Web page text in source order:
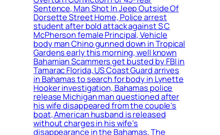
Sentence, Man Shot In Jeep Outside Of
Dorsette Street Home, Police arrest
student after bold attack against S C
McPherson female Principal, Vehicle
body man Chino gunned down in Tropical
Gardens early this morning, well known
Bahamian Scammers get busted by FBI in
Tamarac Florida, US Coast Guard arrives
in Bahamas to search for body in Lynette
Hooker investigation, Bahamas police
release Michigan man questioned after
his wife disappeared from the couple’s
boat, American husband is released
without charges in his wife’s
disappearance in the Bahamas, The